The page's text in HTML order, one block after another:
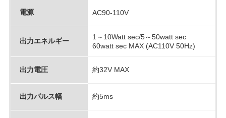
電源 AC90-110V
出力エネルギー
1～10Watt sec/5～50watt sec
60watt sec MAX (AC110V 50Hz)
出力電圧 約32V MAX
出力パルス幅 約5ms